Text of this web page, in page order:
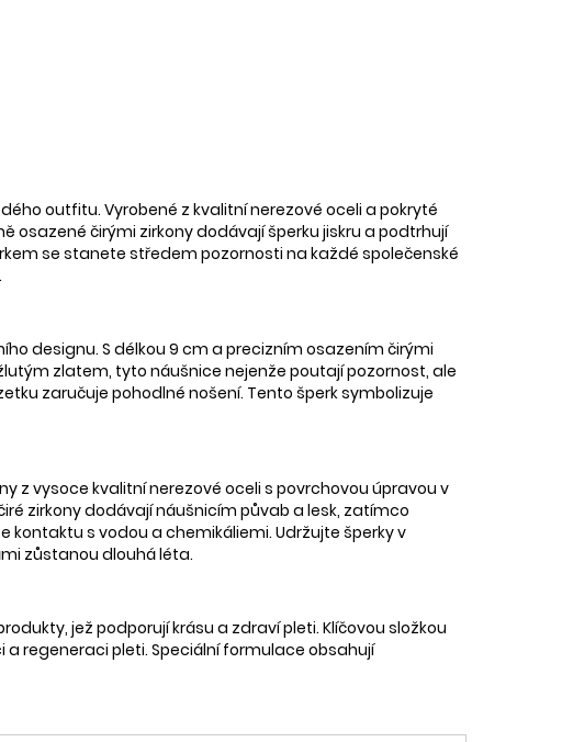
outfitu. Vyrobené z kvalitní nerezové oceli a pokryté
osazené čirými zirkony dodávají šperku jiskru a podtrhují
se stanete středem pozornosti na každé společenské
designu. S délkou 9 cm a precizním osazením čirými
zlatem, tyto náušnice nejenže poutají pozornost, ale
zaručuje pohodlné nošení. Tento šperk symbolizuje
z vysoce kvalitní nerezové oceli s povrchovou úpravou v
zirkony dodávají náušnicím půvab a lesk, zatímco
s vodou a chemikáliemi. Udržujte šperky v
zůstanou dlouhá léta.
jež podporují krásu a zdraví pleti. Klíčovou složkou
regeneraci pleti. Speciální formulace obsahují